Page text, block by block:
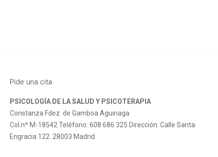
Pide una cita
PSICOLOGÍA DE LA SALUD Y PSICOTERAPIA
Constanza Fdez. de Gamboa Aguinaga
Col.nº M-18542 Teléfono: 608 686 325 Dirección: Calle Santa
Engracia 122. 28003 Madrid